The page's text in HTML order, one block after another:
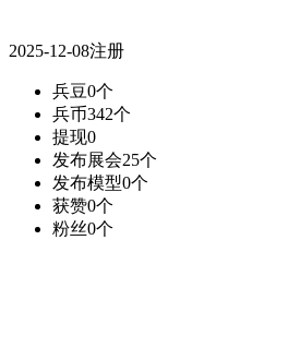
2025-12-08注册
兵豆0个
兵币342个
提现0
发布展会25个
发布模型0个
获赞0个
粉丝0个